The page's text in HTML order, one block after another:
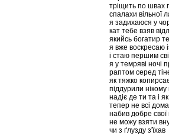
тріщить по швах
спалахи вільної
я задихаюся у
кат тебе взяв
якийсь богатир
я вже воскресаю
і стаю першим
я у темряві ночі
раптом серед
як тяжко
піддурили нікому
надіє де ти та і
тепер не всі
набив добре свої
не можу взяти
чи з ґлузду з'їхав